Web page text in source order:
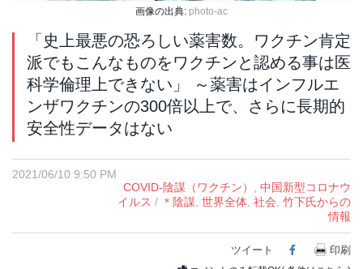
画像の出典: photo-ac
「史上最悪の恐ろしい薬害数。ワクチン肯定
派でもこんなものをワクチンと認める事は医
科学倫理上できない」 ～薬害はインフルエ
ンザワクチンの300倍以上で、さらに長期的
安全性データはない
2021/06/10 9:50 PM
COVID-陰謀（ワクチン） , 中国新型コロナウ
イルス / ＊陰謀, 世界全体, 社会, 竹下氏からの
情報
ツイート Facebook
印刷